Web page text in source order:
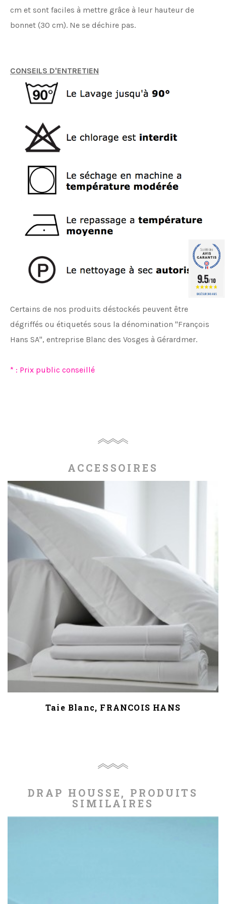
cm et sont faciles à mettre grâce à leur hauteur de
bonnet (30 cm). Ne se déchire pas.
CONSEILS D'ENTRETIEN
Certains de nos produits déstockés peuvent être
dégriffés ou étiquetés sous la dénomination "François
Hans SA", entreprise Blanc des Vosges à Gérardmer.
* : Prix public conseillé
ACCESSOIRES
Taie Blanc, FRANCOIS HANS
DRAP HOUSSE, PRODUITS
SIMILAIRES
9.5/10
BASÉ SUR 348 AVIS